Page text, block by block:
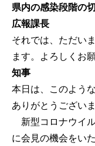
県内の感染段階の
広報課長
それでは、ただい
ます。よろしくお
知事
本日は、このよう
ありがとうございま
新型コロナウイ
に会見の機会をい